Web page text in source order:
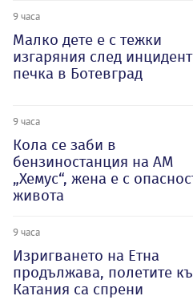
9 часа
Малко дете е с тежки
изгаряния след
печка в Ботевград
9 часа
Кола се заби в
бензиностанция на АМ
„Хемус“, жена е с
живота
9 часа
Изригването на Етна
продължава, полетите
Катания са спрени